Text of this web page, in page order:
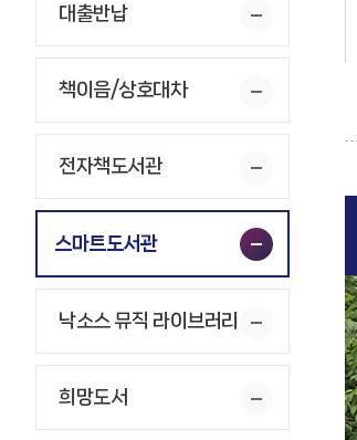
대출반납
책이음/상호대차
전자책도서관
스마트도서관
낙소스 뮤직 라이브러리
희망도서